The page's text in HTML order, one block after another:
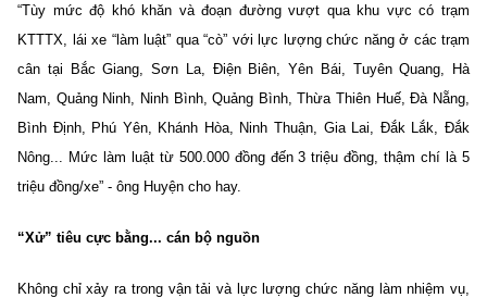
“Tùy mức độ khó khăn và đoạn đường vượt qua khu vực có trạm
KTTTX, lái xe “làm luật” qua “cò” với lực lượng chức năng ở các trạm
cân tại Bắc Giang, Sơn La, Điện Biên, Yên Bái, Tuyên Quang, Hà
Nam, Quảng Ninh, Ninh Bình, Quảng Bình, Thừa Thiên Huế, Đà Nẵng,
Bình Định, Phú Yên, Khánh Hòa, Ninh Thuận, Gia Lai, Đắk Lắk, Đắk
Nông... Mức làm luật từ 500.000 đồng đến 3 triệu đồng, thậm chí là 5
triệu đồng/xe” - ông Huyện cho hay.
“Xử” tiêu cực bằng... cán bộ nguồn
Không chỉ xảy ra trong vận tải và lực lượng chức năng làm nhiệm vụ,